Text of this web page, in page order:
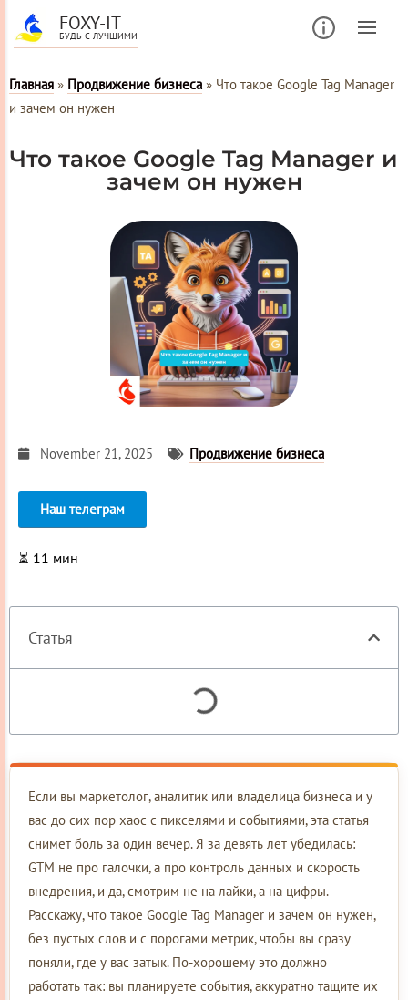
FOXY-IT
БУДЬ С ЛУЧШИМИ
Главная » Продвижение бизнеса » Что такое Google Tag Manager
и зачем он нужен
Что такое Google Tag Manager и
зачем он нужен
November 21, 2025 Продвижение бизнеса
Наш телеграм
⏳ 11 мин
Статья
Если вы маркетолог, аналитик или владелица бизнеса и у
вас до сих пор хаос с пикселями и событиями, эта статья
снимет боль за один вечер. Я за девять лет убедилась:
GTM не про галочки, а про контроль данных и скорость
внедрения, и да, смотрим не на лайки, а на цифры.
Расскажу, что такое Google Tag Manager и зачем он нужен,
без пустых слов и с порогами метрик, чтобы вы сразу
поняли, где у вас затык. По-хорошему это должно
работать так: вы планируете события, аккуратно тащите их